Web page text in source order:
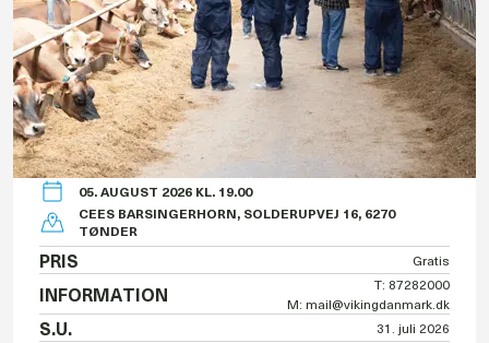
05. AUGUST 2026 KL. 19.00
CEES BARSINGERHORN, SOLDERUPVEJ 16, 6270
TØNDER
PRIS Gratis
INFORMATION
T: 87282000
M: mail@vikingdanmark.dk
S.U. 31. juli 2026